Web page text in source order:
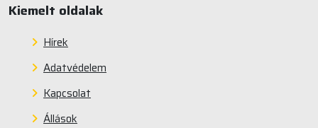
Kiemelt oldalak
Hírek
Adatvédelem
Kapcsolat
Állások